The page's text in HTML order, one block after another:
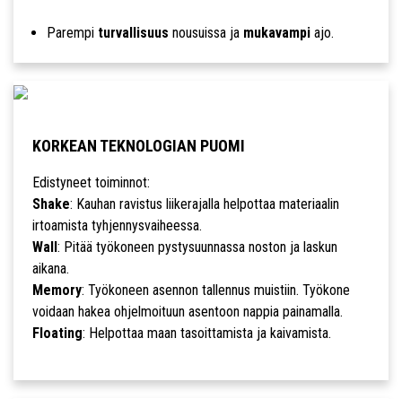
Parempi turvallisuus nousuissa ja mukavampiajo.
KORKEAN TEKNOLOGIAN PUOMI
Edistyneet toiminnot:
Shake: Kauhan ravistus liikerajalla helpottaa materiaalin
irtoamista tyhjennysvaiheessa.
Wall : Pitää työkoneen pystysuunnassa noston ja laskun
aikana.
Memory: Työkoneen asennon tallennus muistiin. Työkone
voidaan hakea ohjelmoituun asentoon nappia painamalla.
Floating: Helpottaa maan tasoittamista ja kaivamista.